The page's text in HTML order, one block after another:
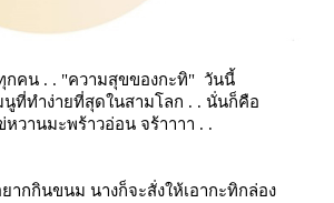
กคน . . "ความสุขของกะทิ"วันนี้
นูที่ทำง่ายที่สุดในสามโลก . . นั่นก็คือ
หวานมะพร้าวอ่อน จร้าาาา . .
ากกินขนม นางก็จะสั่งให้เอากะทิกล่อง